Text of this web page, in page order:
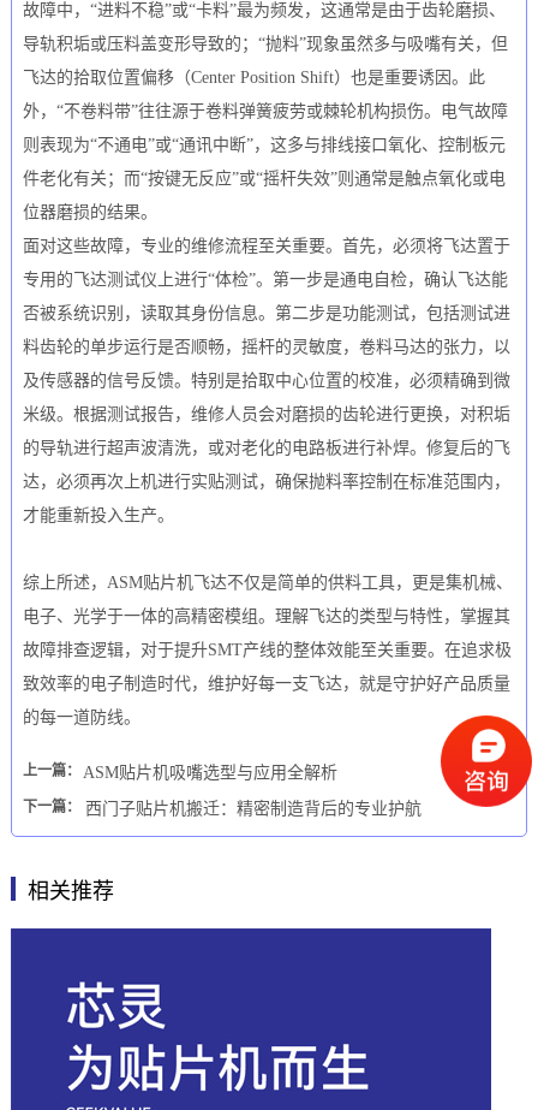
故障中，“进料不稳”或“卡料”最为频发，这通常是由于齿轮磨损、
导轨积垢或压料盖变形导致的；“抛料”现象虽然多与吸嘴有关，但
飞达的拾取位置偏移（Center Position Shift）也是重要诱因。此
外，“不卷料带”往往源于卷料弹簧疲劳或棘轮机构损伤。电气故障
则表现为“不通电”或“通讯中断”，这多与排线接口氧化、控制板元
件老化有关；而“按键无反应”或“摇杆失效”则通常是触点氧化或电
位器磨损的结果。
面对这些故障，专业的维修流程至关重要。首先，必须将飞达置于
专用的飞达测试仪上进行“体检”。第一步是通电自检，确认飞达能
否被系统识别，读取其身份信息。第二步是功能测试，包括测试进
料齿轮的单步运行是否顺畅，摇杆的灵敏度，卷料马达的张力，以
及传感器的信号反馈。特别是拾取中心位置的校准，必须精确到微
米级。根据测试报告，维修人员会对磨损的齿轮进行更换，对积垢
的导轨进行超声波清洗，或对老化的电路板进行补焊。修复后的飞
达，必须再次上机进行实贴测试，确保抛料率控制在标准范围内，
才能重新投入生产。
综上所述，ASM贴片机飞达不仅是简单的供料工具，更是集机械、
电子、光学于一体的高精密模组。理解飞达的类型与特性，掌握其
故障排查逻辑，对于提升SMT产线的整体效能至关重要。在追求极
致效率的电子制造时代，维护好每一支飞达，就是守护好产品质量
的每一道防线。
上一篇： ASM贴片机吸嘴选型与应用全解析
下一篇： 西门子贴片机搬迁：精密制造背后的专业护航
相关推荐